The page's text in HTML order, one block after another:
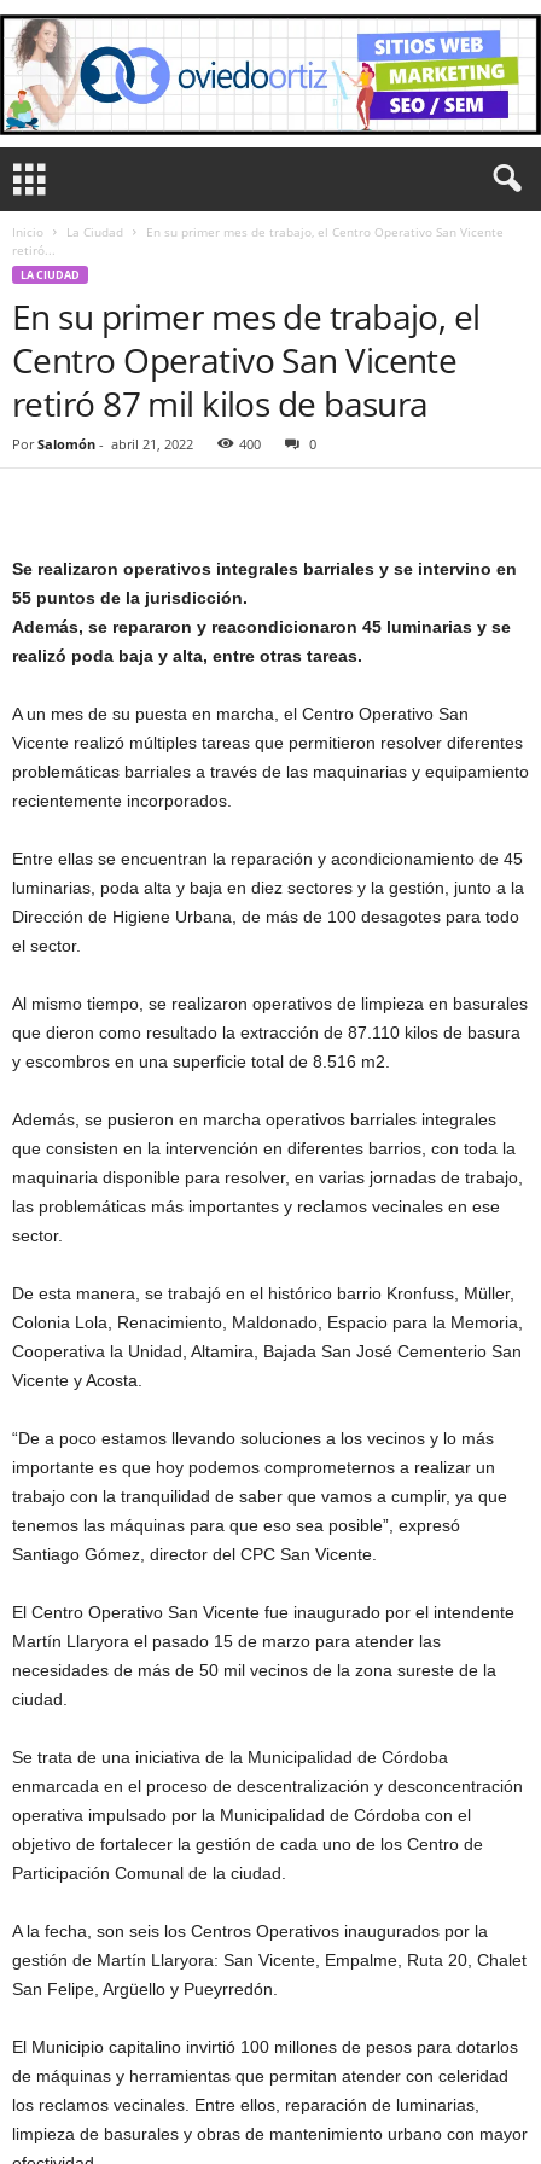
Inicio La Ciudad
En su primer mes de trabajo, el Centro Operativo San Vicente
retiró...
LA CIUDAD
En su primer mes de trabajo, el
Centro Operativo San Vicente
retiró 87 mil kilos de basura
Por Salomón - abril 21, 2022 400 0
Se realizaron operativos integrales barriales y se intervino en
55 puntos de la jurisdicción.
Además, se repararon y reacondicionaron 45 luminarias y se
realizó poda baja y alta, entre otras tareas.
A un mes de su puesta en marcha, el Centro Operativo San
Vicente realizó múltiples tareas que permitieron resolver diferentes
problemáticas barriales a través de las maquinarias y equipamiento
recientemente incorporados.
Entre ellas se encuentran la reparación y acondicionamiento de 45
luminarias, poda alta y baja en diez sectores y la gestión, junto a la
Dirección de Higiene Urbana, de más de 100 desagotes para todo
el sector.
Al mismo tiempo, se realizaron operativos de limpieza en basurales
que dieron como resultado la extracción de 87.110 kilos de basura
y escombros en una superficie total de 8.516 m2.
Además, se pusieron en marcha operativos barriales integrales
que consisten en la intervención en diferentes barrios, con toda la
maquinaria disponible para resolver, en varias jornadas de trabajo,
las problemáticas más importantes y reclamos vecinales en ese
sector.
De esta manera, se trabajó en el histórico barrio Kronfuss, Müller,
Colonia Lola, Renacimiento, Maldonado, Espacio para la Memoria,
Cooperativa la Unidad, Altamira, Bajada San José Cementerio San
Vicente y Acosta.
“De a poco estamos llevando soluciones a los vecinos y lo más
importante es que hoy podemos comprometernos a realizar un
trabajo con la tranquilidad de saber que vamos a cumplir, ya que
tenemos las máquinas para que eso sea posible”, expresó
Santiago Gómez, director del CPC San Vicente.
El Centro Operativo San Vicente fue inaugurado por el intendente
Martín Llaryora el pasado 15 de marzo para atender las
necesidades de más de 50 mil vecinos de la zona sureste de la
ciudad.
Se trata de una iniciativa de la Municipalidad de Córdoba
enmarcada en el proceso de descentralización y desconcentración
operativa impulsado por la Municipalidad de Córdoba con el
objetivo de fortalecer la gestión de cada uno de los Centro de
Participación Comunal de la ciudad.
A la fecha, son seis los Centros Operativos inaugurados por la
gestión de Martín Llaryora: San Vicente, Empalme, Ruta 20, Chalet
San Felipe, Argüello y Pueyrredón.
El Municipio capitalino invirtió 100 millones de pesos para dotarlos
de máquinas y herramientas que permitan atender con celeridad
los reclamos vecinales. Entre ellos, reparación de luminarias,
limpieza de basurales y obras de mantenimiento urbano con mayor